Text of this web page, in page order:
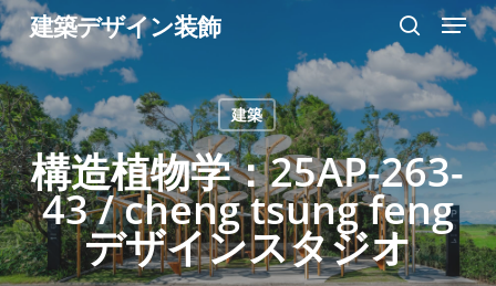
Skip
to
main
content
建築デザイン装飾
search
Menu
建築
構造植物学：25AP-263-
43 / cheng tsung feng
デザインスタジオ
Close
Menu